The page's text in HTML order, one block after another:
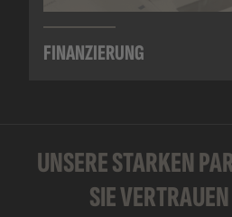
FINANZIERUNG
UNSERE STARKEN
SIE